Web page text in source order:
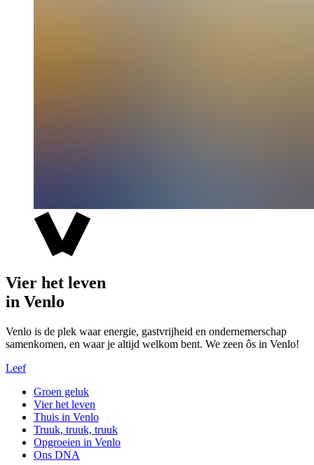
Vier het leven
in Venlo
Venlo is de plek waar energie, gastvrijheid en ondernemerschap
samenkomen, en waar je altijd welkom bent. We zeen ôs in Venlo!
Leef
Groen geluk
Vier het leven
Thuis in Venlo
Truuk, truuk, truuk
Opgroeien in Venlo
Ons DNA